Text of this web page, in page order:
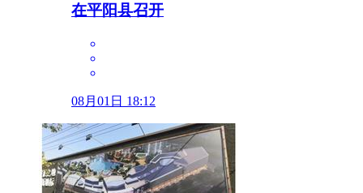
在平阳县召开
08月01日 18:12